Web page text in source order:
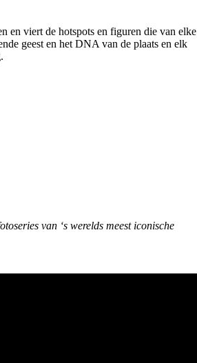
en viert de hotspots en figuren die van elke
geest en het DNA van de plaats en elk
van ‘s werelds meest iconische